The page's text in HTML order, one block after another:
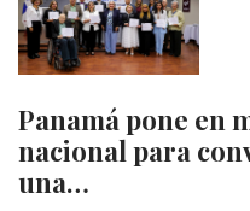
Panamá pone en
nacional para
una…